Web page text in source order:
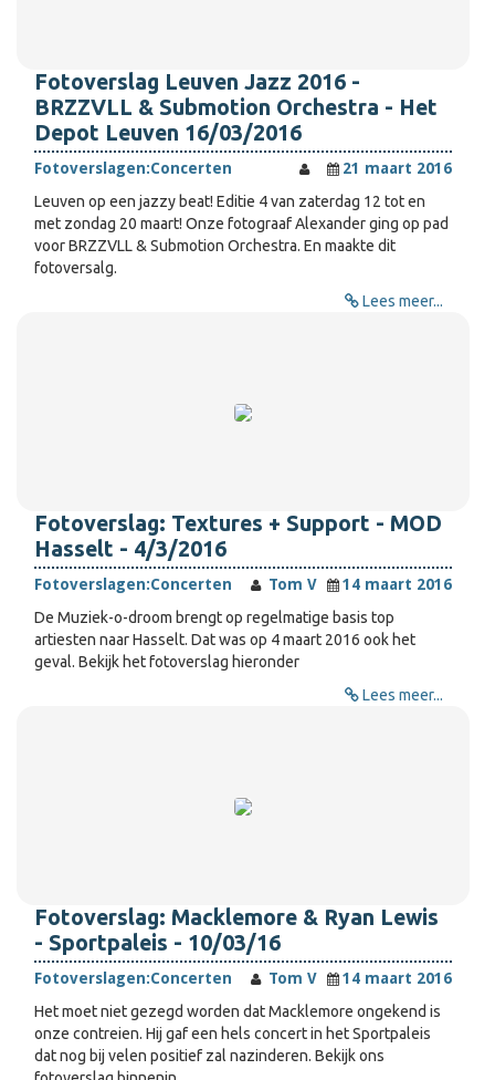
Fotoverslag Leuven Jazz 2016 -
BRZZVLL & Submotion Orchestra - Het
Depot Leuven 16/03/2016
Fotoverslagen:Concerten
21 maart 2016
Leuven op een jazzy beat! Editie 4 van zaterdag 12 tot en
met zondag 20 maart! Onze fotograaf Alexander ging op pad
voor BRZZVLL & Submotion Orchestra. En maakte dit
fotoversalg.
Lees meer...
Fotoverslag: Textures + Support - MOD
Hasselt - 4/3/2016
Fotoverslagen:Concerten Tom V
14 maart 2016
De Muziek-o-droom brengt op regelmatige basis top
artiesten naar Hasselt. Dat was op 4 maart 2016 ook het
geval. Bekijk het fotoverslag hieronder
Lees meer...
Fotoverslag: Macklemore & Ryan Lewis
- Sportpaleis - 10/03/16
Fotoverslagen:Concerten Tom V
14 maart 2016
Het moet niet gezegd worden dat Macklemore ongekend is
onze contreien. Hij gaf een hels concert in het Sportpaleis
dat nog bij velen positief zal nazinderen. Bekijk ons